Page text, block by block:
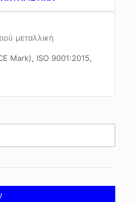
μεταλλική
Mark), ISO 9001:2015,